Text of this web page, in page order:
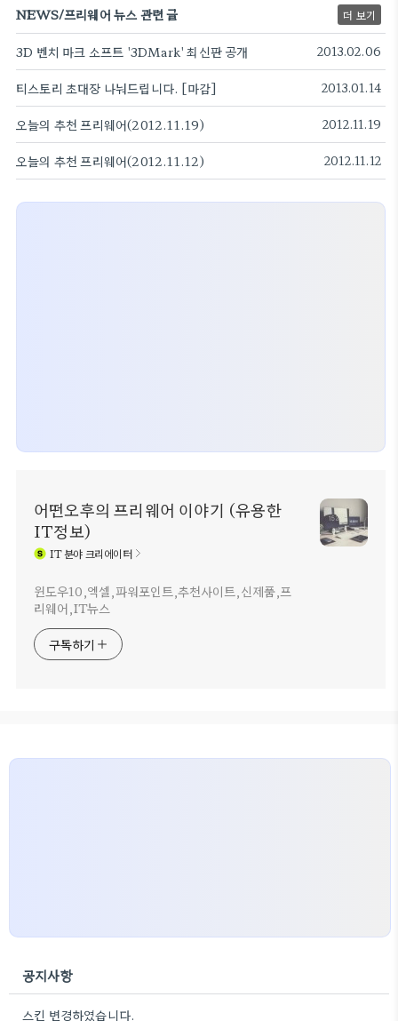
NEWS/프리웨어 뉴스 관련 글 더 보기
3D 벤치 마크 소프트 '3DMark' 최신판 공개 2013.02.06
티스토리 초대장 나눠드립니다. [마감] 2013.01.14
오늘의 추천 프리웨어(2012.11.19) 2012.11.19
오늘의 추천 프리웨어(2012.11.12) 2012.11.12
어떤오후의 프리웨어 이야기 (유용한
IT정보)
IT분야 크리에이터
윈도우10,엑셀,파워포인트,추천사이트,신제품,프
리웨어,IT뉴스
구독하기
공지사항
스킨 변경하였습니다.